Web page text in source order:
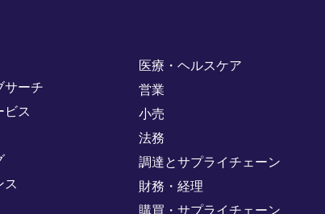
サーチ
ビス
ス
医療・ヘルスケア
営業
小売
法務
調達とサプライチェーン
財務・経理
購買・サプライチェーン